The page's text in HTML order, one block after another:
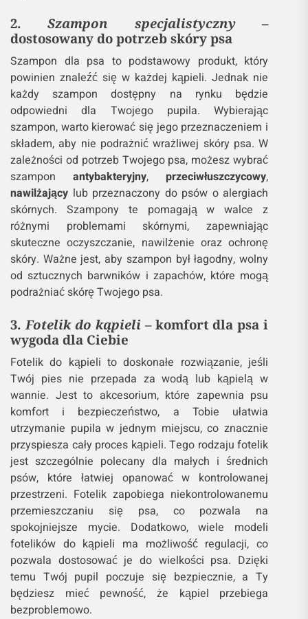
2.Szampon specjalistyczny–
dostosowany do potrzeb skóry psa
Szampon dla psa to podstawowy produkt, który
powinien znaleźć się w każdej kąpieli. Jednak nie
każdy szampon dostępny na rynku będzie
odpowiedni dla Twojego pupila. Wybierając
szampon, warto kierować się jego przeznaczeniem i
składem, aby nie podrażnić wrażliwej skóry psa. W
zależności od potrzeb Twojego psa, możesz wybrać
szamponantybakteryjny,przeciwłuszczycowy,
nawilżający lub przeznaczony do psów o alergiach
skórnych. Szampony te pomagają w walce z
różnymi problemami skórnymi, zapewniając
skuteczne oczyszczanie, nawilżenie oraz ochronę
skóry. Ważne jest, aby szampon był łagodny, wolny
od sztucznych barwników i zapachów, które mogą
podrażniać skórę Twojego psa.
3.Fotelik do kąpieli – komfort dla psa i
wygoda dla Ciebie
Fotelik do kąpieli to doskonałe rozwiązanie, jeśli
Twój pies nie przepada za wodą lub kąpielą w
wannie. Jest to akcesorium, które zapewnia psu
komfort i bezpieczeństwo, a Tobie ułatwia
utrzymanie pupila w jednym miejscu, co znacznie
przyspiesza cały proces kąpieli. Tego rodzaju fotelik
jest szczególnie polecany dla małych i średnich
psów, które łatwiej opanować w kontrolowanej
przestrzeni. Fotelik zapobiega niekontrolowanemu
przemieszczaniu się psa, co pozwala na
spokojniejsze mycie. Dodatkowo, wiele modeli
fotelików do kąpieli ma możliwość regulacji, co
pozwala dostosować je do wielkości psa. Dzięki
temu Twój pupil poczuje się bezpiecznie, a Ty
będziesz mieć pewność, że kąpiel przebiega
bezproblemowo.